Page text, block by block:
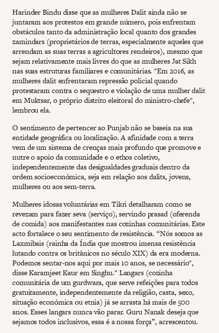
Harinder Bindu disse que as mulheres Dalit ainda não se
juntaram aos protestos em grande número, pois enfrentam
obstáculos tanto da administração local quanto dos grandes
zamindars (proprietários de terras, especialmente aqueles que
arrendam as suas terras a agricultores rendeiros), mesmo que
sejam relativamente mais livres do que as mulheres Jat Sikh
nas suas estruturas familiares e comunitárias. "Em 2016, as
mulheres dalit enfrentaram repressão policial quando
protestaram contra o sequestro e violação de uma mulher dalit
em Muktsar, o próprio distrito eleitoral do ministro-chefe",
lembrou ela.
O sentimento de pertencer ao Punjab não se baseia na sua
entidade geográfica ou localização. A afinidade com a terra
vem de um sistema de crenças mais profundo que promove e
nutre o apoio da comunidade e o ethos coletivo,
independentemente das desigualdades graduais dentro da
ordem socioeconómica, seja em relação aos dalits, jovens,
mulheres ou aos sem-terra.
Mulheres idosas voluntárias em Tikri detalharam como se
revezam para fazer seva (serviço), servindo prasad (oferenda
de comida) aos manifestantes nas cozinhas comunitárias. Este
acto fortalece o seu sentimento de resistência. “Nós somos as
Laxmibais (rainha da Índia que mostrou imensa resistência
lutando contra os britânicos no século XIX) da era moderna.
Podemos sentar-nos aqui por mais 10 anos, se necessário",
disse Karamjeet Kaur em Singhu." Langars (cozinha
comunitária de um gurdwara, que serve refeições para todos
gratuitamente, independentemente da religião, casta, sexo,
situação económica ou etnia) já se arrasta há mais de 500
anos. Esses langars nunca vão parar. Guru Nanak deseja que
sejamos todos inclusivos, essa é a nossa força”, acrescentou.